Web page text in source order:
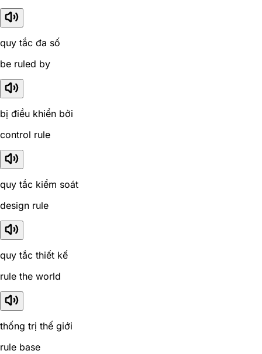
quy tắc đa số
be ruled by
bị điều khiển bởi
control rule
quy tắc kiểm soát
design rule
quy tắc thiết kế
rule the world
thống trị thế giới
rule base